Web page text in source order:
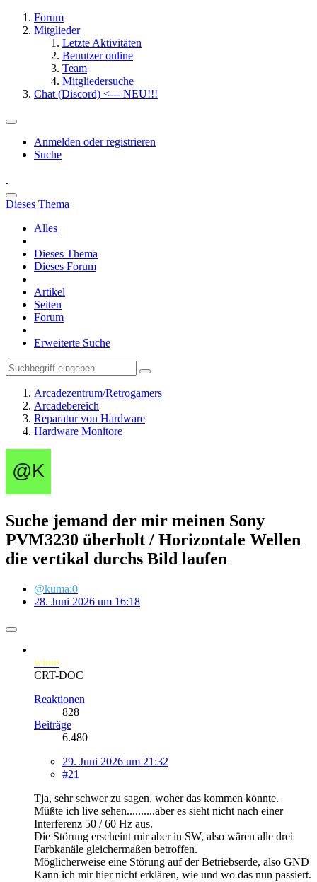
Forum
Mitglieder
Letzte Aktivitäten
Benutzer online
Team
Mitgliedersuche
Chat (Discord) <--- NEU!!!
Anmelden oder registrieren
Suche
Dieses Thema
Alles
Dieses Thema
Dieses Forum
Artikel
Seiten
Forum
Erweiterte Suche
Arcadezentrum/Retrogamers
Arcadebereich
Reparatur von Hardware
Hardware Monitore
Suche jemand der mir meinen Sony
PVM3230 überholt / Horizontale Wellen
die vertikal durchs Bild laufen
@kuma:0
28. Juni 2026 um 16:18
winni
CRT-DOC
Reaktionen
828
Beiträge
6.480
29. Juni 2026 um 21:32
#21
Tja, sehr schwer zu sagen, woher das kommen könnte.
Müßte ich live sehen..........aber es sieht nicht nach einer
Interferenz 50 / 60 Hz aus.
Die Störung erscheint mir aber in SW, also wären alle drei
Farbkanäle gleichermaßen betroffen.
Möglicherweise eine Störung auf der Betriebserde, also GND
Kann ich mir hier nicht erklären, wie und wo das nun passiert.